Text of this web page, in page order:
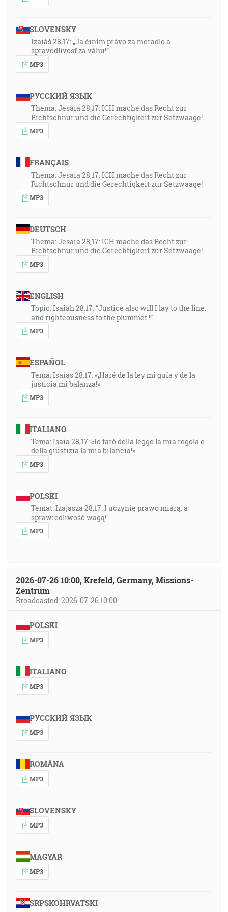
Egypta! Nadarmo používaš mnohé lieky! Nieto tebe
43:50
"Židom 10:25", "… neopúšťajúc svojho shromaždenia,
ako majú niektorí obyčaj, ale napomínajúc sa, a to tým
viacej, čím viacej vidíte, že sa blíži ten deň."
SLOVENSKY
Izaiáš 28,17: „Ja činím právo za meradlo a
spravodlivosť za váhu!“
MP3
РУССКИЙ ЯЗЫК
Thema: Jesaia 28,17: ICH mache das Recht zur
Richtschnur und die Gerechtigkeit zur Setzwaage!
MP3
FRANÇAIS
Thema: Jesaia 28,17: ICH mache das Recht zur
Richtschnur und die Gerechtigkeit zur Setzwaage!
MP3
DEUTSCH
Thema: Jesaia 28,17: ICH mache das Recht zur
Richtschnur und die Gerechtigkeit zur Setzwaage!
MP3
ENGLISH
Topic: Isaiah 28:17: “Justice also will I lay to the line,
and righteousness to the plummet.!”
MP3
ESPAÑOL
Tema: Isaías 28,17: «¡Haré de la ley mi guía y de la
justicia mi balanza!»
MP3
ITALIANO
Tema: Isaia 28,17: «Io farò della legge la mia regola e
della giustizia la mia bilancia!»
MP3
POLSKI
Temat: Izajasza 28,17: I uczynię prawo miarą, a
sprawiedliwość wagą!
MP3
2026-07-26 10:00, Krefeld, Germany, Missions-
Zentrum
Broadcasted: 2026-07-26 10:00
POLSKI
MP3
ITALIANO
MP3
РУССКИЙ ЯЗЫК
MP3
ROMÂNA
MP3
SLOVENSKY
MP3
MAGYAR
MP3
SRPSKOHRVATSKI